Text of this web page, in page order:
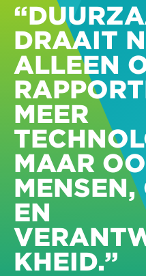
DRAAIT
ALLEEN
MEER
MAAR
MENSEN,
EN
KHEID.”